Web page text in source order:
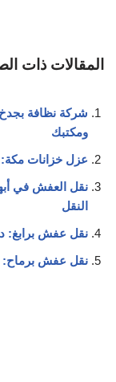
المقالات ذات
شركة نظافة
ومكتبك
عزل خزانات مكة:
نقل العفش في
النقل
نقل عفش برابغ:
نقل عفش برماح: